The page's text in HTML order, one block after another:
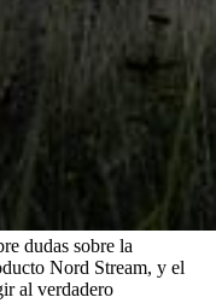
dudas sobre la
Nord Stream, y el
al verdadero